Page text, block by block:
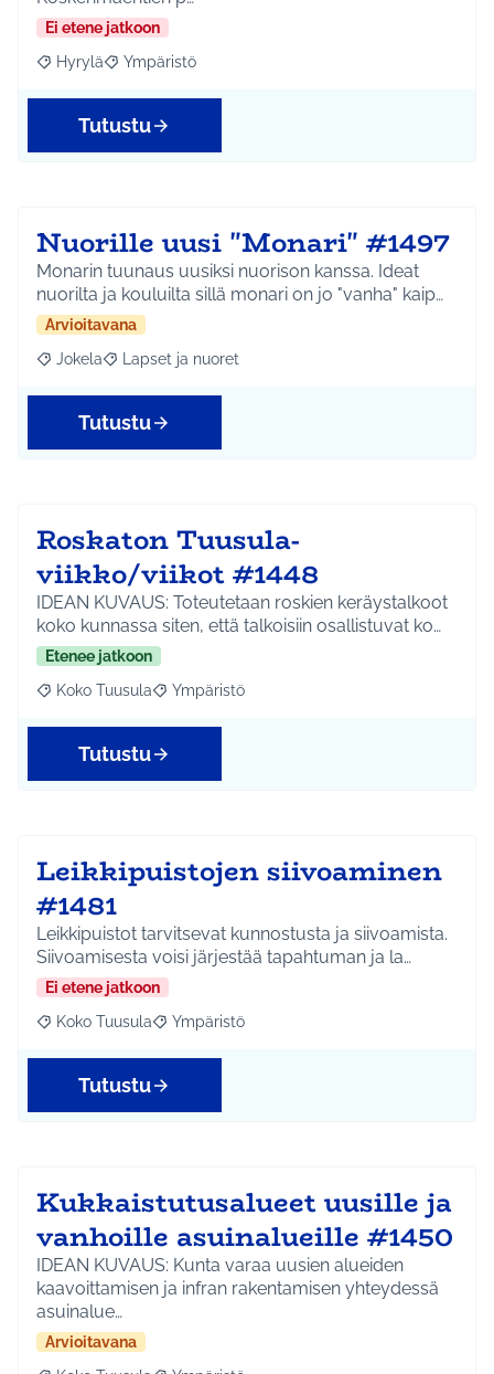
Ei etene jatkoon
Rajaa tulokset aihepiirin mukaan: Hyrylä
Hyrylä Rajaa tulokset teeman mukaan: Ympäristö
Ympäristö
Tutustu
Nuorille uusi "Monari" #1497
Monarin tuunaus uusiksi nuorison kanssa. Ideat
nuorilta ja kouluilta sillä monari on jo "vanha" kaip…
Arvioitavana
Rajaa tulokset aihepiirin mukaan: Jokela
Jokela Rajaa tulokset teeman mukaan: Lapset ja nuoret
Lapset ja nuoret
Tutustu
Roskaton Tuusula-
viikko/viikot #1448
IDEAN KUVAUS: Toteutetaan roskien keräystalkoot
koko kunnassa siten, että talkoisiin osallistuvat ko…
Etenee jatkoon
Rajaa tulokset aihepiirin mukaan: Koko Tuusula
Koko Tuusula Rajaa tulokset teeman mukaan: Ympäristö
Ympäristö
Tutustu
Leikkipuistojen siivoaminen
#1481
Leikkipuistot tarvitsevat kunnostusta ja siivoamista.
Siivoamisesta voisi järjestää tapahtuman ja la…
Ei etene jatkoon
Rajaa tulokset aihepiirin mukaan: Koko Tuusula
Koko Tuusula Rajaa tulokset teeman mukaan: Ympäristö
Ympäristö
Tutustu
Kukkaistutusalueet uusille ja
vanhoille asuinalueille #1450
IDEAN KUVAUS: Kunta varaa uusien alueiden
kaavoittamisen ja infran rakentamisen yhteydessä
asuinalue…
Arvioitavana